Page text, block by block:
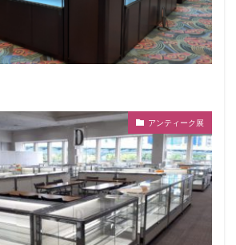
アンティーク展